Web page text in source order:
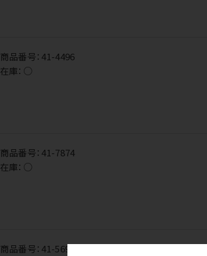
商品番号： 41-4496
在庫： ○
商品番号： 41-7874
在庫： ○
商品番号： 41-5693